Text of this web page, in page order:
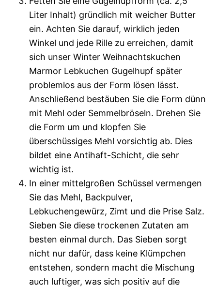
Liter Inhalt) gründlich mit weicher Butter
ein. Achten Sie darauf, wirklich jeden
Winkel und jede Rille zu erreichen, damit
sich unser Winter Weihnachtskuchen
Marmor Lebkuchen Gugelhupf später
problemlos aus der Form lösen lässt.
Anschließend bestäuben Sie die Form dünn
mit Mehl oder Semmelbröseln. Drehen Sie
die Form um und klopfen Sie
überschüssiges Mehl vorsichtig ab. Dies
bildet eine Antihaft-Schicht, die sehr
wichtig ist.
In einer mittelgroßen Schüssel vermengen
Sie das Mehl, Backpulver,
Lebkuchengewürz, Zimt und die Prise Salz.
Sieben Sie diese trockenen Zutaten am
besten einmal durch. Das Sieben sorgt
nicht nur dafür, dass keine Klümpchen
entstehen, sondern macht die Mischung
auch luftiger, was sich positiv auf die